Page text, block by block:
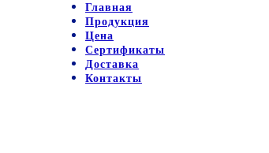
Главная
Продукция
Цена
Сертификаты
Доставка
Контакты